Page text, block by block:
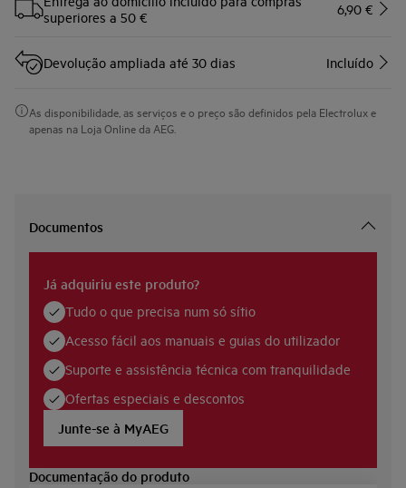
superiores a 50 €
6,90 €
Devolução ampliada até 30 dias Incluído
As disponibilidade, as serviços e o preço são definidos pela Electrolux e
apenas na Loja Online da AEG.
Documentos
Já adquiriu este produto?
Tudo o que precisa num só sítio
Acesso fácil aos manuais e guias do utilizador
Suporte e assistência técnica com tranquilidade
Ofertas especiais e descontos
Junte-se à MyAEG
Documentação do produto